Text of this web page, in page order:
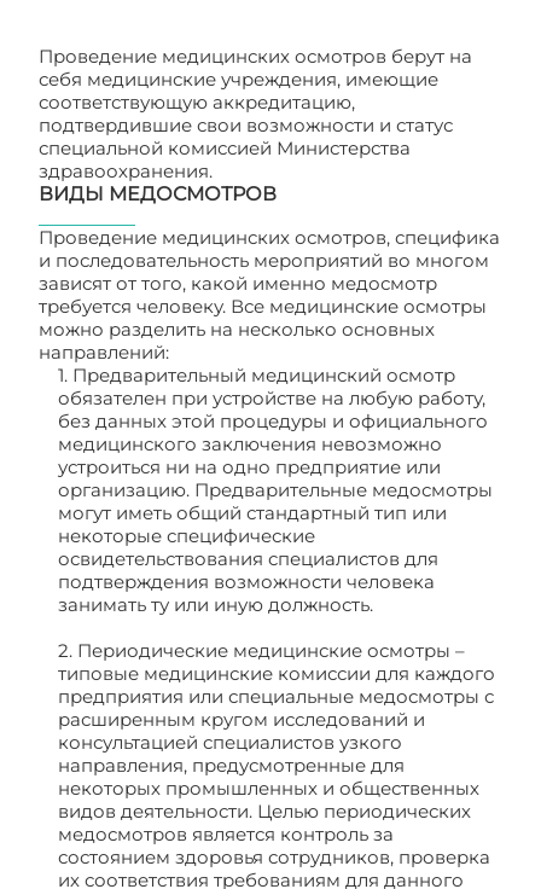
Проведение медицинских осмотров берут на
себя медицинские учреждения, имеющие
соответствующую аккредитацию,
подтвердившие свои возможности и статус
специальной комиссией Министерства
здравоохранения.
ВИДЫ МЕДОСМОТРОВ
Проведение медицинских осмотров, специфика
и последовательность мероприятий во многом
зависят от того, какой именно медосмотр
требуется человеку. Все медицинские осмотры
можно разделить на несколько основных
направлений:
1. Предварительный медицинский осмотр
обязателен при устройстве на любую работу,
без данных этой процедуры и официального
медицинского заключения невозможно
устроиться ни на одно предприятие или
организацию. Предварительные медосмотры
могут иметь общий стандартный тип или
некоторые специфические
освидетельствования специалистов для
подтверждения возможности человека
занимать ту или иную должность.
2. Периодические медицинские осмотры –
типовые медицинские комиссии для каждого
предприятия или специальные медосмотры с
расширенным кругом исследований и
консультацией специалистов узкого
направления, предусмотренные для
некоторых промышленных и общественных
видов деятельности. Целью периодических
медосмотров является контроль за
состоянием здоровья сотрудников, проверка
их соответствия требованиям для данного